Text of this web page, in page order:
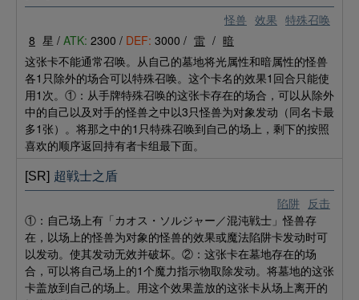
怪兽 效果 特殊召唤
8 星 / ATK: 2300 / DEF: 3000 / 雷 / 暗
这张卡不能通常召唤。从自己的墓地将光属性和暗属性的怪兽
各1只除外的场合可以特殊召唤。这个卡名的效果1回合只能使
用1次。①：从手牌特殊召唤的这张卡存在的场合，可以从除外
中的自己以及对手的怪兽之中以3只怪兽为对象发动（同名卡最
多1张）。将那之中的1只特殊召唤到自己的场上，剩下的按照
喜欢的顺序返回持有者卡组最下面。
陷阱 反击
[SR] 超戦士之盾
①：自己场上有「カオス・ソルジャー／混沌戦士」怪兽存
在，以场上的怪兽为对象的怪兽的效果或魔法陷阱卡发动时可
以发动。使其发动无效并破坏。②：这张卡在墓地存在的场
合，可以将自己场上的1个魔力指示物取除发动。将墓地的这张
卡盖放到自己的场上。用这个效果盖放的这张卡从场上离开的